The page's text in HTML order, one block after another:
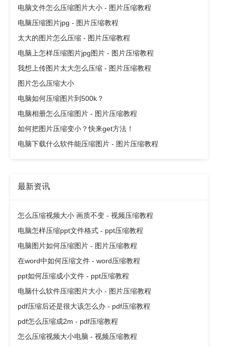
电脑文件怎么压缩图片大小 - 图片压缩教程
电脑压缩图片jpg - 图片压缩教程
太大的图片怎么压缩 - 图片压缩教程
电脑上怎样压缩图片jpg图片 - 图片压缩教程
我想上传图片太大怎么压缩 - 图片压缩教程
图片怎么压缩大小
电脑如何压缩图片到500k？
电脑相册怎么压缩图片 - 图片压缩教程
如何把图片压缩变小？快来get方法！
电脑下载什么软件能压缩图片 - 图片压缩教程
最新资讯
怎么压缩视频大小 画质不变 - 视频压缩教程
电脑怎样压缩ppt文件格式 - ppt压缩教程
电脑图片如何压缩图片 - 图片压缩教程
在word中如何压缩文件 - word压缩教程
ppt如何压缩成小文件 - ppt压缩教程
电脑什么软件压缩图片大小 - 图片压缩教程
pdf压缩后还是很大该怎么办 - pdf压缩教程
pdf怎么压缩成2m - pdf压缩教程
怎么压缩视频大小电脑 - 视频压缩教程